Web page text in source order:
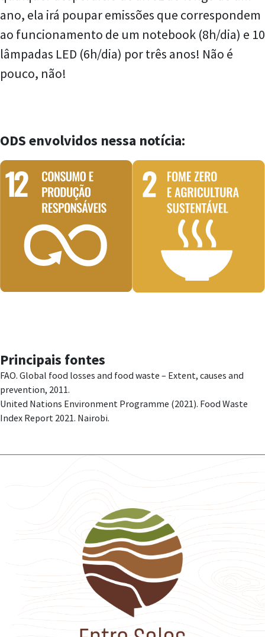
ano, ela irá poupar emissões que correspondem
ao funcionamento de um notebook (8h/dia) e 10
lâmpadas LED (6h/dia) por três anos! Não é
pouco, não!
ODS envolvidos nessa notícia:
Principais fontes
FAO. Global food losses and food waste – Extent, causes and
prevention, 2011.
United Nations Environment Programme (2021). Food Waste
Index Report 2021. Nairobi.